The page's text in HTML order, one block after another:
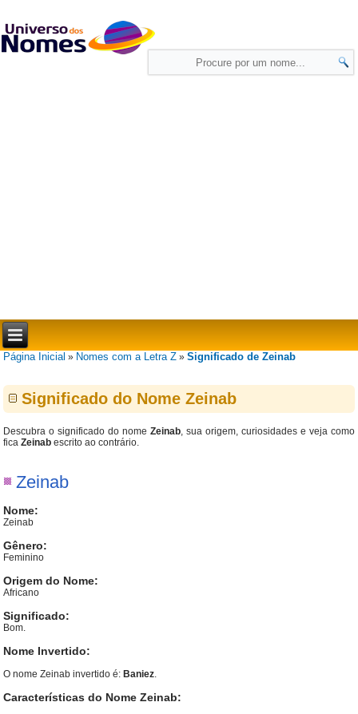
Página Inicial » Nomes com a Letra Z »Significado de Zeinab
Significado do Nome Zeinab
Descubra o significado do nomeZeinab, sua origem, curiosidades e veja como
ficaZeinab escrito ao contrário.
Zeinab
Nome:
Zeinab
Gênero:
Feminino
Origem do Nome:
Africano
Significado:
Bom.
Nome Invertido:
O nome Zeinab invertido é: Baniez.
Características do Nome Zeinab: